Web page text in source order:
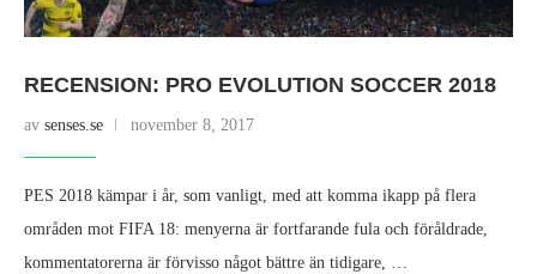
RECENSION: PRO EVOLUTION SOCCER 2018
av senses.se november 8, 2017
PES 2018 kämpar i år, som vanligt, med att komma ikapp på flera
områden mot FIFA 18: menyerna är fortfarande fula och föråldrade,
kommentatorerna är förvisso något bättre än tidigare, …